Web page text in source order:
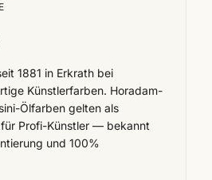
1881 in Erkrath bei
Künstlerfarben. Horadam-
Ölfarben gelten als
Profi-Künstler — bekannt
und 100%